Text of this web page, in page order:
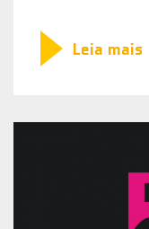
Leia mais